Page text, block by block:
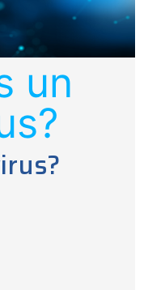
un